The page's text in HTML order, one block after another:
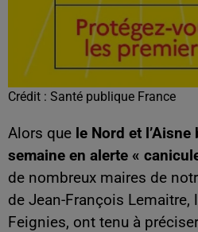
Crédit : Santé publique France
Alors que le Nord et
semaine en alerte «
de nombreux maires de
de Jean-François Lemaitre,
Feignies, ont tenu à